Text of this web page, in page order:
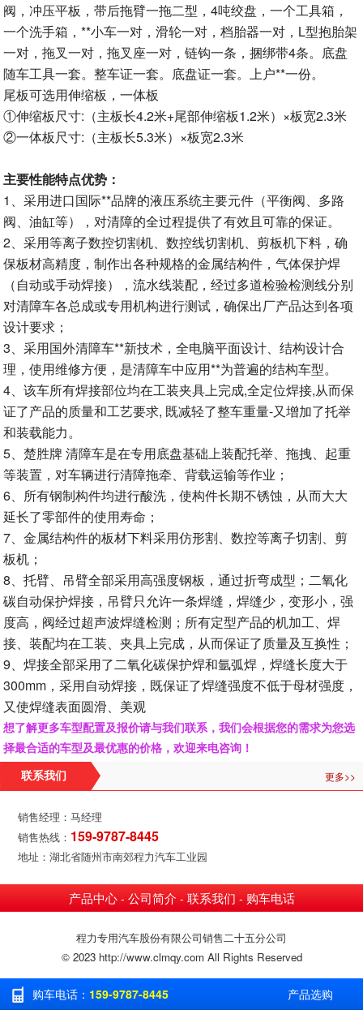
阀，冲压平板，带后拖臂一拖二型，4吨绞盘，一个工具箱，
一个洗手箱，**小车一对，滑轮一对，档胎器一对，L型抱胎架
一对，拖叉一对，拖叉座一对，链钩一条，捆绑带4条。底盘
随车工具一套。整车证一套。底盘证一套。上户**一份。
尾板可选用伸缩板，一体板
①伸缩板尺寸:（主板长4.2米+尾部伸缩板1.2米）×板宽2.3米
②一体板尺寸:（主板长5.3米）×板宽2.3米
主要性能特点优势：
1、采用进口国际**品牌的液压系统主要元件（平衡阀、多路
阀、油缸等），对清障的全过程提供了有效且可靠的保证。
2、采用等离子数控切割机、数控线切割机、剪板机下料，确
保板材高精度，制作出各种规格的金属结构件，气体保护焊
（自动或手动焊接），流水线装配，经过多道检验检测线分别
对清障车各总成或专用机构进行测试，确保出厂产品达到各项
设计要求；
3、采用国外清障车**新技术，全电脑平面设计、结构设计合
理，使用维修方便，是清障车中应用**为普遍的结构车型。
4、该车所有焊接部位均在工装夹具上完成,全定位焊接,从而保
证了产品的质量和工艺要求, 既减轻了整车重量-又增加了托举
和装载能力。
5、楚胜牌 清障车是在专用底盘基础上装配托举、拖拽、起重
等装置，对车辆进行清障拖牵、背载运输等作业；
6、所有钢制构件均进行酸洗，使构件长期不锈蚀，从而大大
延长了零部件的使用寿命；
7、金属结构件的板材下料采用仿形割、数控等离子切割、剪
板机；
8、托臂、吊臂全部采用高强度钢板，通过折弯成型；二氧化
碳自动保护焊接，吊臂只允许一条焊缝，焊缝少，变形小，强
度高，阀经过超声波焊缝检测；所有定型产品的机加工、焊
接、装配均在工装、夹具上完成，从而保证了质量及互换性；
9、焊接全部采用了二氧化碳保护焊和氩弧焊，焊缝长度大于
300mm，采用自动焊接，既保证了焊缝强度不低于母材强度，
又使焊缝表面圆滑、美观
想了解更多车型配置及报价请与我们联系，我们会根据您的需求为您选
择最合适的车型及最优惠的价格，欢迎来电咨询！
联系我们 更多>>
销售经理：马经理
销售热线： 159-9787-8445
地址：湖北省随州市南郊程力汽车工业园
产品中心- 公司简介 - 联系我们 - 购车电话
程力专用汽车股份有限公司销售二十五分公司
© 2023 http://www.clmqy.com All Rights Reserved
购车电话： 159-9787-8445 产品选购